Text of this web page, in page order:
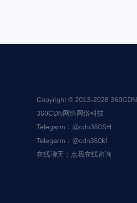
Copyright © 2013-2028 360CDN
360CDN网络网络科技
Telegarm：@cdn360SH
Telegarm：@cdn360kf
在线聊天：点我在线咨询